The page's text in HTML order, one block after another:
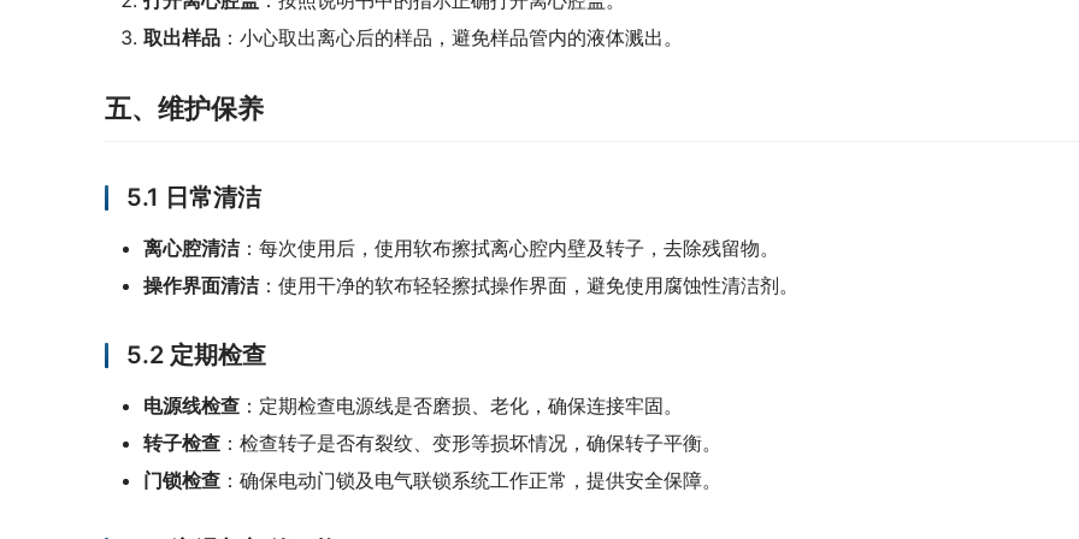
取出样品 ‌：小心取出离心后的样品，避免样品管内的液体溅出。
五、维护保养
5.1 日常清洁
离心腔清洁‌：每次使用后，使用软布擦拭离心腔内壁及转子，去除残留物。
操作界面清洁‌：使用干净的软布轻轻擦拭操作界面，避免使用腐蚀性清洁剂。
5.2 定期检查
电源线检查 ‌：定期检查电源线是否磨损、老化，确保连接牢固。
转子检查 ‌：检查转子是否有裂纹、变形等损坏情况，确保转子平衡。
门锁检查 ‌：确保电动门锁及电气联锁系统工作正常，提供安全保障。